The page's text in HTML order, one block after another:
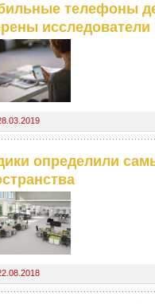
телефоны
исследователи
определили